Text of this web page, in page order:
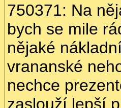
750371: Na
bych se mile
nějaké
vrananské
nechce
zaslouží lepší